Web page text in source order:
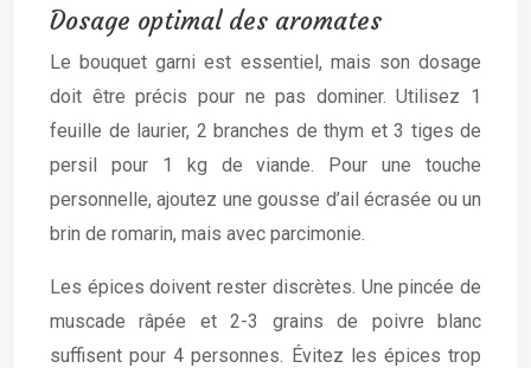
Dosage optimal des aromates
Le bouquet garni est essentiel, mais son dosage
doit être précis pour ne pas dominer. Utilisez 1
feuille de laurier, 2 branches de thym et 3 tiges de
persil pour 1 kg de viande. Pour une touche
personnelle, ajoutez une gousse d’ail écrasée ou un
brin de romarin, mais avec parcimonie.
Les épices doivent rester discrètes. Une pincée de
muscade râpée et 2-3 grains de poivre blanc
suffisent pour 4 personnes. Évitez les épices trop